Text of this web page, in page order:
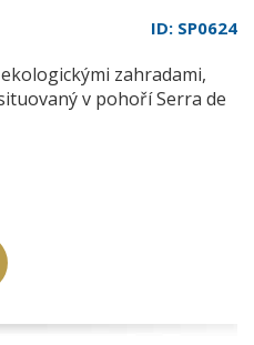
ID: SP0624
zahradami,
v pohoří Serra de